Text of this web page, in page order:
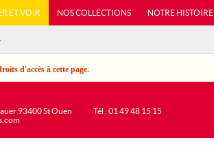
ET VOIR NOS COLLECTIONS NOTRE HISTOIRE
d'accès à cette page.
93400 St Ouen
Tél : 01 49 48 15 15